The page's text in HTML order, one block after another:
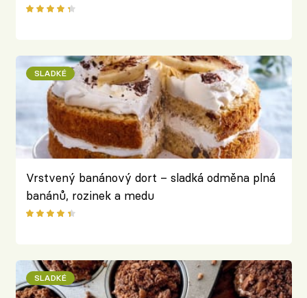
dětství
SLADKÉ
Vrstvený banánový dort – sladká odměna plná
banánů, rozinek a medu
SLADKÉ